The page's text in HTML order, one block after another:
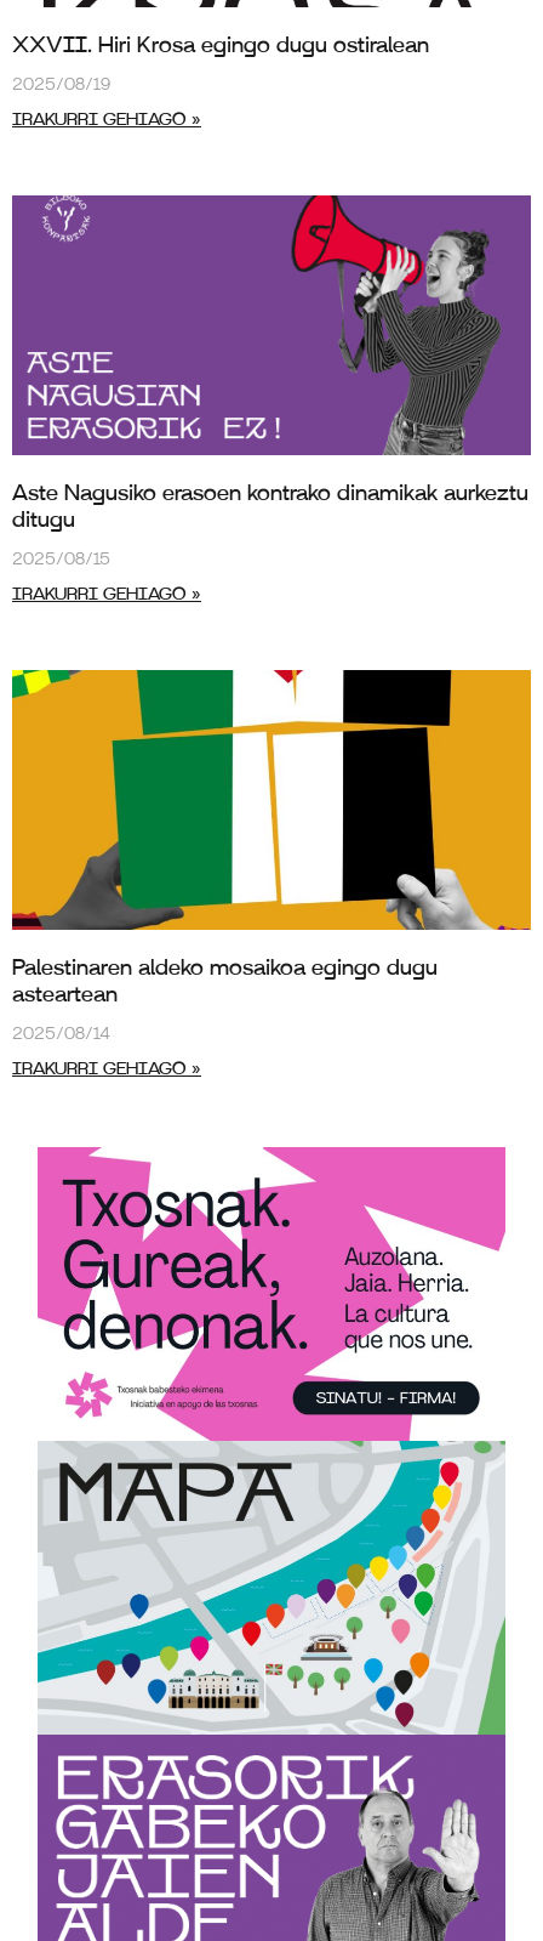
XXVII. Hiri Krosa egingo dugu ostiralean
2025/08/19
IRAKURRI GEHIAGO »
Aste Nagusiko erasoen kontrako dinamikak aurkeztu
ditugu
2025/08/15
IRAKURRI GEHIAGO »
Palestinaren aldeko mosaikoa egingo dugu
asteartean
2025/08/14
IRAKURRI GEHIAGO »